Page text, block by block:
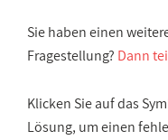
Sie haben einen
Fragestellung? Dann
Klicken Sie auf das
Lösung, um einen